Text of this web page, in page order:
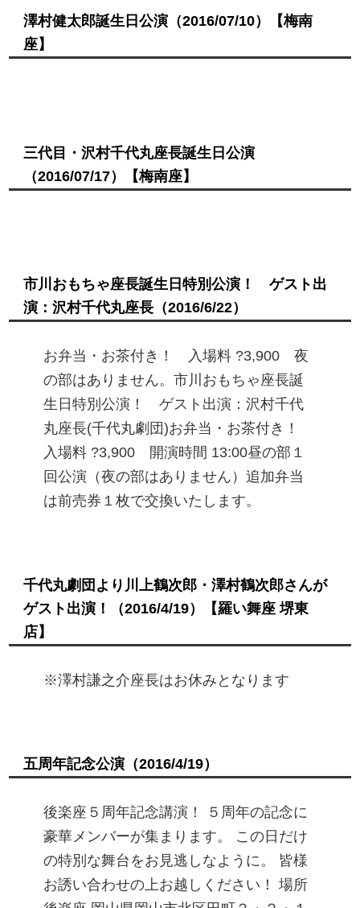
澤村健太郎誕生日公演（2016/07/10）
【梅南
座】
三代目・沢村千代丸座長誕生日公演
（2016/07/17）
【梅南座】
市川おもちゃ座長誕生日特別公演！ ゲスト出
演：沢村千代丸座長（2016/6/22）
お弁当・お茶付き！ 入場料 ?3,900 夜
の部はありません。市川おもちゃ座長誕
生日特別公演！ ゲスト出演：沢村千代
丸座長(千代丸劇団)お弁当・お茶付き！
入場料 ?3,900 開演時間 13:00昼の部１
回公演（夜の部はありません）追加弁当
は前売券１枚で交換いたします。
千代丸劇団より川上鶴次郎・澤村鶴次郎さんが
ゲスト出演！
（2016/4/19）
【羅い舞座 堺東
店】
※澤村謙之介座長はお休みとなります
五周年記念公演（2016/4/19）
後楽座５周年記念講演！ ５周年の記念に
豪華メンバーが集まります。 この日だけ
の特別な舞台をお見逃しなように。 皆様
お誘い合わせの上お越しください！ 場所